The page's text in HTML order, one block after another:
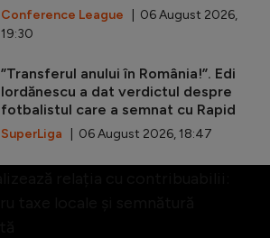
Conference League | 06 August 2026,
19:30
”Transferul anului în România!”. Edi
Iordănescu a dat verdictul despre
fotbalistul care a semnat cu Rapid
SuperLiga | 06 August 2026, 18:47